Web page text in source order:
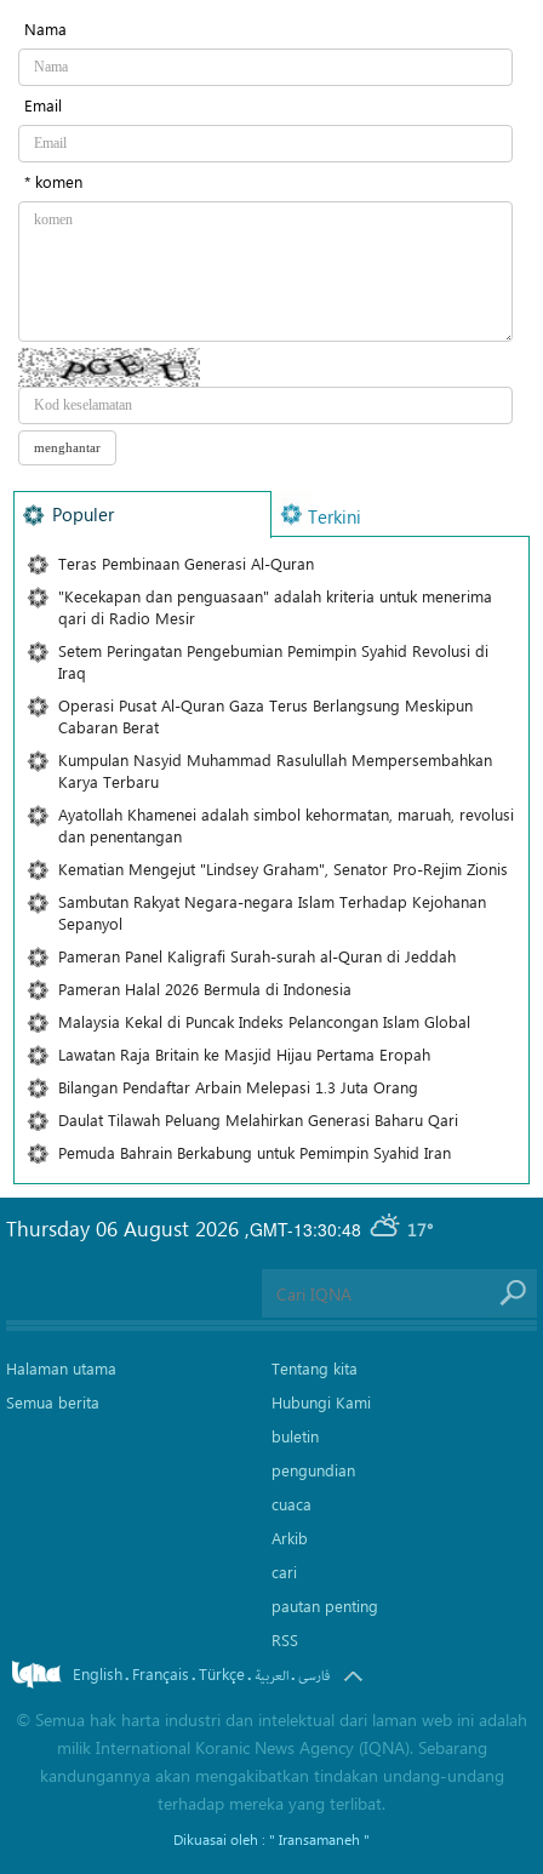
Nama
Email
* komen
Populer Terkini
Teras Pembinaan Generasi Al-Quran
"Kecekapan dan penguasaan" adalah kriteria untuk menerima
qari di Radio Mesir
Setem Peringatan Pengebumian Pemimpin Syahid Revolusi di
Iraq
Operasi Pusat Al-Quran Gaza Terus Berlangsung Meskipun
Cabaran Berat
Kumpulan Nasyid Muhammad Rasulullah Mempersembahkan
Karya Terbaru
Ayatollah Khamenei adalah simbol kehormatan, maruah, revolusi
dan penentangan
Kematian Mengejut "Lindsey Graham", Senator Pro-Rejim Zionis
Sambutan Rakyat Negara-negara Islam Terhadap Kejohanan
Sepanyol
Pameran Panel Kaligrafi Surah-surah al-Quran di Jeddah
Pameran Halal 2026 Bermula di Indonesia
Malaysia Kekal di Puncak Indeks Pelancongan Islam Global
Lawatan Raja Britain ke Masjid Hijau Pertama Eropah
Bilangan Pendaftar Arbain Melepasi 1.3 Juta Orang
Daulat Tilawah Peluang Melahirkan Generasi Baharu Qari
Pemuda Bahrain Berkabung untuk Pemimpin Syahid Iran
GMT-13:30:48 17°
Thursday 06 August 2026 ,
Halaman utama
Semua berita
Tentang kita
Hubungi Kami
buletin
pengundian
cuaca
Arkib
cari
pautan penting
RSS
English. Français.Türkçe. العربیة.فارسی
© Semua hak harta industri dan intelektual dari laman web ini adalah
milik International Koranic News Agency (IQNA). Sebarang
kandungannya akan mengakibatkan tindakan undang-undang
terhadap mereka yang terlibat.
Dikuasai oleh : " Iransamaneh "